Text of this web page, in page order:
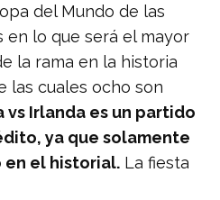
del Mundo de las
en lo que será el mayor
la rama en la historia
las cuales ocho son
vs Irlanda es un partido
ya que solamente
el historial. La fiesta